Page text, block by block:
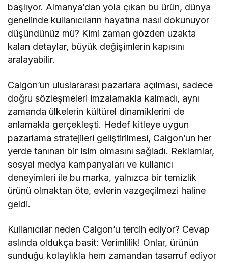
başlıyor. Almanya’dan yola çıkan bu ürün, dünya
genelinde kullanıcıların hayatına nasıl dokunuyor
düşündünüz mü? Kimi zaman gözden uzakta
kalan detaylar, büyük değişimlerin kapısını
aralayabilir.
Calgon’un uluslararası pazarlara açılması, sadece
doğru sözleşmeleri imzalamakla kalmadı, aynı
zamanda ülkelerin kültürel dinamiklerini de
anlamakla gerçekleşti. Hedef kitleye uygun
pazarlama stratejileri geliştirilmesi, Calgon’un her
yerde tanınan bir isim olmasını sağladı. Reklamlar,
sosyal medya kampanyaları ve kullanıcı
deneyimleri ile bu marka, yalnızca bir temizlik
ürünü olmaktan öte, evlerin vazgeçilmezi haline
geldi.
Kullanıcılar neden Calgon’u tercih ediyor? Cevap
aslında oldukça basit: Verimlilik! Onlar, ürünün
sunduğu kolaylıkla hem zamandan tasarruf ediyor